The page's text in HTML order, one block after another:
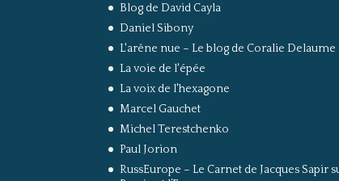
Blog de David Cayla
Daniel Sibony
L'arêne nue – Le blog de Coralie Delaume
La voie de l'épée
La voix de l'hexagone
Marcel Gauchet
Michel Terestchenko
Paul Jorion
RussEurope – Le Carnet de Jacques Sapir